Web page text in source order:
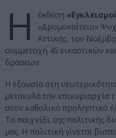
Η έκθεση
«Δρομοκαΐτειο»
Αττικής, τον
συμμετοχή 45 εικαστικών
δράσεων.
Η εξουσία στη
μετακυλά την επικυριαρχία
στον καθολικό προληπτικό
Το παιχνίδι της πολιτικής
μας. Η πολιτική γίνεται